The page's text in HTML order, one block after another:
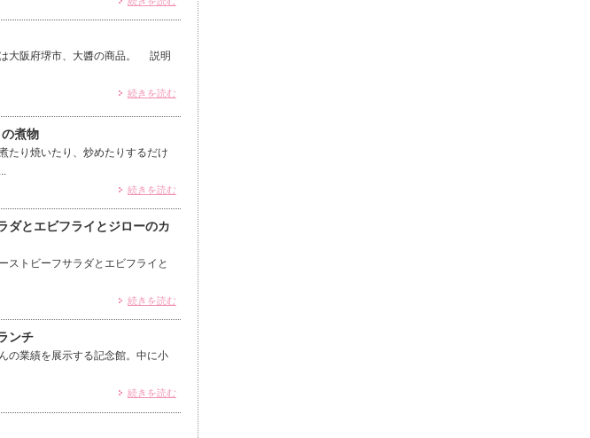
大阪府堺市、大醬の商品。 説明
続きを読む
煮物
たり焼いたり、炒めたりするだけ
続きを読む
とエビフライとジローのカ
ストビーフサラダとエビフライと
続きを読む
ンチ
の業績を展示する記念館。中に小
続きを読む